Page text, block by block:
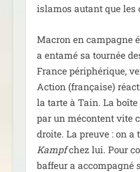
isla­mos autant que les
Macron en cam­pagne
a enta­mé sa tour­née
France péri­phé­rique,
Action (fran­çaise)
la tarte à Tain. La boîte
par un mécon­tent vite
droite. La preuve : on a
Kampfchez lui. Pour
baf­feur a accom­pa­gné